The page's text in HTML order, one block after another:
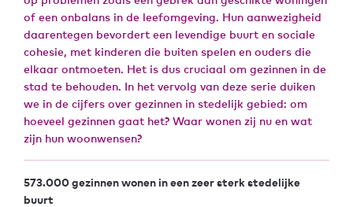
of een onbalans in de leefomgeving. Hun aanwezigheid
daarentegen bevordert een levendige buurt en sociale
cohesie, met kinderen die buiten spelen en ouders die
elkaar ontmoeten. Het is dus cruciaal om gezinnen in de
stad te behouden. In het vervolg van deze serie duiken
we in de cijfers over gezinnen in stedelijk gebied: om
hoeveel gezinnen gaat het? Waar wonen zij nu en wat
zijn hun woonwensen?
573.000 gezinnen wonen in een zeer sterk stedelijke
buurt